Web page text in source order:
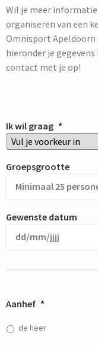
Wil je meer
organiseren van een
Omnisport Apeldoorn
hieronder je
contact met je op!
Ik wil graag *
Groepsgrootte
Gewenste datum
slash
slash
Aanhef *
de heer